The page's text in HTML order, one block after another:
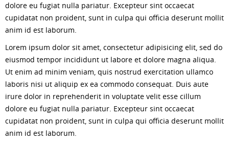
dolore eu fugiat nulla pariatur. Excepteur sint occaecat
cupidatat non proident, sunt in culpa qui officia deserunt mollit
anim id est laborum.
Lorem ipsum dolor sit amet, consectetur adipisicing elit, sed do
eiusmod tempor incididunt ut labore et dolore magna aliqua.
Ut enim ad minim veniam, quis nostrud exercitation ullamco
laboris nisi ut aliquip ex ea commodo consequat. Duis aute
irure dolor in reprehenderit in voluptate velit esse cillum
dolore eu fugiat nulla pariatur. Excepteur sint occaecat
cupidatat non proident, sunt in culpa qui officia deserunt mollit
anim id est laborum.